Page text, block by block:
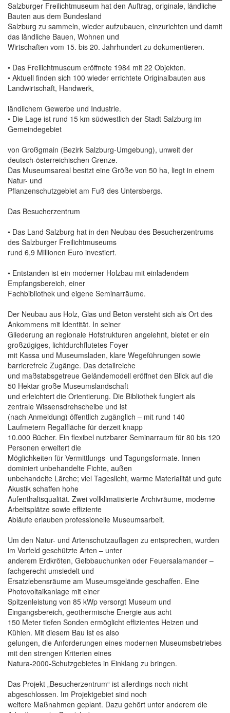
Salzburger Freilichtmuseum hat den Auftrag, originale, ländliche
Bauten aus dem Bundesland
Salzburg zu sammeln, wieder aufzubauen, einzurichten und damit
das ländliche Bauen, Wohnen und
Wirtschaften vom 15. bis 20. Jahrhundert zu dokumentieren.
• Das Freilichtmuseum eröffnete 1984 mit 22 Objekten.
• Aktuell finden sich 100 wieder errichtete Originalbauten aus
Landwirtschaft, Handwerk,
ländlichem Gewerbe und Industrie.
• Die Lage ist rund 15 km südwestlich der Stadt Salzburg im
Gemeindegebiet
von Großgmain (Bezirk Salzburg-Umgebung), unweit der
deutsch-österreichischen Grenze.
Das Museumsareal besitzt eine Größe von 50 ha, liegt in einem
Natur- und
Pflanzenschutzgebiet am Fuß des Untersbergs.
Das Besucherzentrum
• Das Land Salzburg hat in den Neubau des Besucherzentrums
des Salzburger Freilichtmuseums
rund 6,9 Millionen Euro investiert.
• Entstanden ist ein moderner Holzbau mit einladendem
Empfangsbereich, einer
Fachbibliothek und eigene Seminarräume.
Der Neubau aus Holz, Glas und Beton versteht sich als Ort des
Ankommens mit Identität. In seiner
Gliederung an regionale Hofstrukturen angelehnt, bietet er ein
großzügiges, lichtdurchflutetes Foyer
mit Kassa und Museumsladen, klare Wegeführungen sowie
barrierefreie Zugänge. Das detailreiche
und maßstabsgetreue Geländemodell eröffnet den Blick auf die
50 Hektar große Museumslandschaft
und erleichtert die Orientierung. Die Bibliothek fungiert als
zentrale Wissensdrehscheibe und ist
(nach Anmeldung) öffentlich zugänglich – mit rund 140
Laufmetern Regalfläche für derzeit knapp
10.000 Bücher. Ein flexibel nutzbarer Seminarraum für 80 bis 120
Personen erweitert die
Möglichkeiten für Vermittlungs- und Tagungsformate. Innen
dominiert unbehandelte Fichte, außen
unbehandelte Lärche; viel Tageslicht, warme Materialität und gute
Akustik schaffen hohe
Aufenthaltsqualität. Zwei vollklimatisierte Archivräume, moderne
Arbeitsplätze sowie effiziente
Abläufe erlauben professionelle Museumsarbeit.
Um den Natur- und Artenschutzauflagen zu entsprechen, wurden
im Vorfeld geschützte Arten – unter
anderem Erdkröten, Gelbbauchunken oder Feuersalamander –
fachgerecht umsiedelt und
Ersatzlebensräume am Museumsgelände geschaffen. Eine
Photovoltaikanlage mit einer
Spitzenleistung von 85 kWp versorgt Museum und
Eingangsbereich, geothermische Energie aus acht
150 Meter tiefen Sonden ermöglicht effizientes Heizen und
Kühlen. Mit diesem Bau ist es also
gelungen, die Anforderungen eines modernen Museumsbetriebes
mit den strengen Kriterien eines
Natura-2000-Schutzgebietes in Einklang zu bringen.
Das Projekt „Besucherzentrum“ ist allerdings noch nicht
abgeschlossen. Im Projektgebiet sind noch
weitere Maßnahmen geplant. Dazu gehört unter anderem die